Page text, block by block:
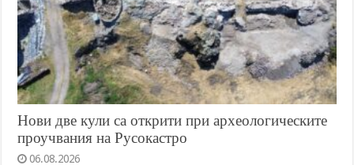
Нови две кули са открити при археологическите
проучвания на Русокастро
06.08.2026